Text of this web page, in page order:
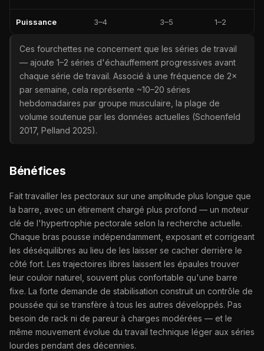
Puissance 3–4 3–5 1–2
Ces fourchettes ne concernent que les séries de travail
— ajoute 1–2 séries d'échauffement progressives avant
chaque série de travail. Associé à une fréquence de 2×
par semaine, cela représente ~10–20 séries
hebdomadaires par groupe musculaire, la plage de
volume soutenue par les données actuelles (Schoenfeld
2017, Pelland 2025).
Bénéfices
Fait travailler les pectoraux sur une amplitude plus longue que
la barre, avec un étirement chargé plus profond — un moteur
clé de l'hypertrophie pectorale selon la recherche actuelle.
Chaque bras pousse indépendamment, exposant et corrigeant
les déséquilibres au lieu de les laisser se cacher derrière le
côté fort. Les trajectoires libres laissent les épaules trouver
leur couloir naturel, souvent plus confortable qu'une barre
fixe. La forte demande de stabilisation construit un contrôle de
poussée qui se transfère à tous les autres développés. Pas
besoin de rack ni de pareur à charges modérées — et le
même mouvement évolue du travail technique léger aux séries
lourdes pendant des décennies.